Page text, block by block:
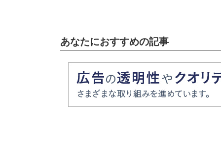
あなたにおすすめの記事